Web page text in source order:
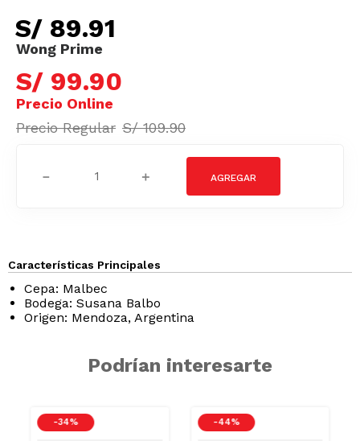
S/ 89.91
S/ 99.90
S/ 109.90
＋
－
Características Principales
Cepa: Malbec
Bodega: Susana Balbo
Origen: Mendoza, Argentina
Podrían interesarte
-34 % -44 %